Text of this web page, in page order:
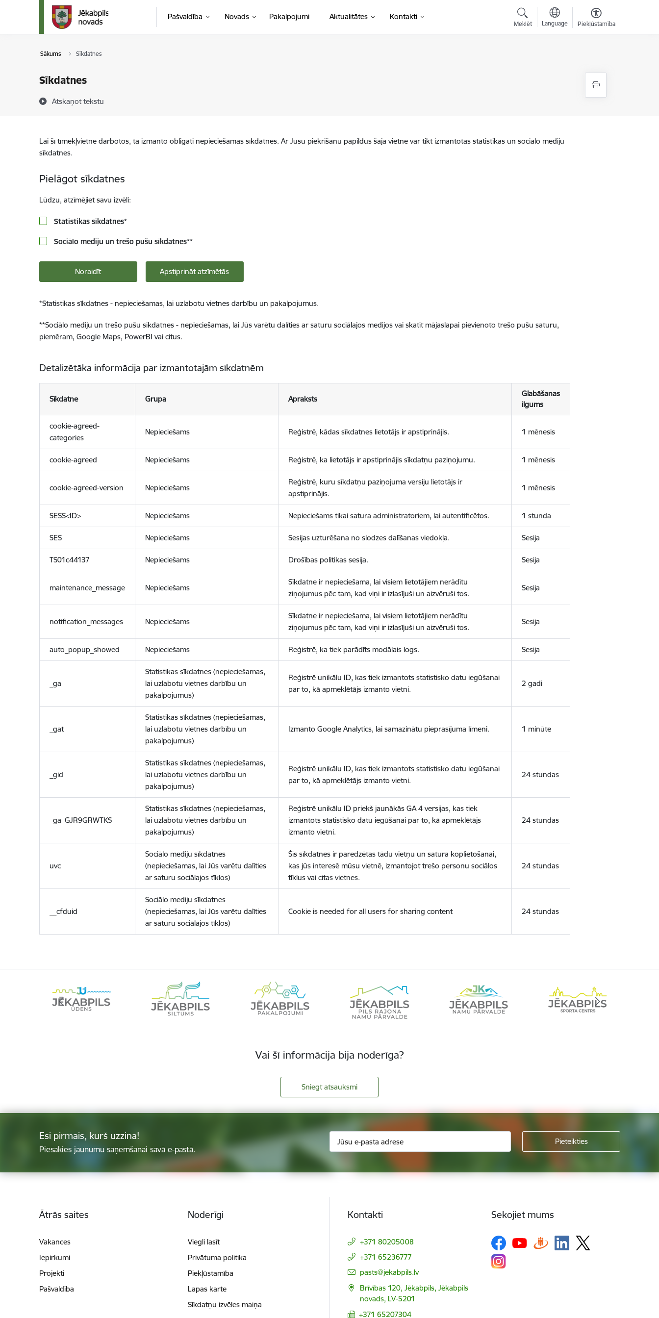
Pāriet uz lapas saturu
Pašvaldība Novads Pakalpojumi Aktualitātes Kontakti
Meklēt Language Piekļūstamība
Sākums Sīkdatnes
Sīkdatnes
Atskaņot tekstu
Lai šī tīmekļvietne darbotos, tā izmanto obligāti nepieciešamās sīkdatnes. Ar Jūsu piekrišanu papildus šajā vietnē var tikt izmantotas statistikas un sociālo mediju
sīkdatnes.
Pielāgot sīkdatnes
Lūdzu, atzīmējiet savu izvēli:
Statistikas sīkdatnes*
Sociālo mediju un trešo pušu sīkdatnes**
Noraidīt Apstiprināt atzīmētās
*Statistikas sīkdatnes - nepieciešamas, lai uzlabotu vietnes darbību un pakalpojumus.
**Sociālo mediju un trešo pušu sīkdatnes - nepieciešamas, lai Jūs varētu dalīties ar saturu sociālajos medijos vai skatīt mājaslapai pievienoto trešo pušu saturu,
piemēram, Google Maps, PowerBI vai citus.
Detalizētāka informācija par izmantotajām sīkdatnēm
Sīkdatne Grupa Apraksts
Glabāšanas
ilgums
cookie-agreed-
categories
Nepieciešams Reģistrē, kādas sīkdatnes lietotājs ir apstiprinājis. 1 mēnesis
cookie-agreed Nepieciešams Reģistrē, ka lietotājs ir apstiprinājis sīkdatņu paziņojumu. 1 mēnesis
cookie-agreed-version Nepieciešams
Reģistrē, kuru sīkdatņu paziņojuma versiju lietotājs ir
apstiprinājis.
1 mēnesis
SESS<ID> Nepieciešams Nepieciešams tikai satura administratoriem, lai autentificētos. 1 stunda
SES Nepieciešams Sesijas uzturēšana no slodzes dalīšanas viedokļa. Sesija
TS01c44137 Nepieciešams Drošības politikas sesija. Sesija
maintenance_message Nepieciešams
Sīkdatne ir nepieciešama, lai visiem lietotājiem nerādītu
ziņojumus pēc tam, kad viņi ir izlasījuši un aizvēruši tos.
Sesija
notification_messages Nepieciešams
Sīkdatne ir nepieciešama, lai visiem lietotājiem nerādītu
ziņojumus pēc tam, kad viņi ir izlasījuši un aizvēruši tos.
Sesija
auto_popup_showed Nepieciešams Reģistrē, ka tiek parādīts modālais logs. Sesija
_ga
Statistikas sīkdatnes (nepieciešamas,
lai uzlabotu vietnes darbību un
pakalpojumus)
Reģistrē unikālu ID, kas tiek izmantots statistisko datu iegūšanai
par to, kā apmeklētājs izmanto vietni.
2 gadi
_gat
Statistikas sīkdatnes (nepieciešamas,
lai uzlabotu vietnes darbību un
pakalpojumus)
Izmanto Google Analytics, lai samazinātu pieprasījuma līmeni. 1 minūte
_gid
Statistikas sīkdatnes (nepieciešamas,
lai uzlabotu vietnes darbību un
pakalpojumus)
Reģistrē unikālu ID, kas tiek izmantots statistisko datu iegūšanai
par to, kā apmeklētājs izmanto vietni.
24 stundas
_ga_GJR9GRWTKS
Statistikas sīkdatnes (nepieciešamas,
lai uzlabotu vietnes darbību un
pakalpojumus)
Reģistrē unikālu ID priekš jaunākās GA 4 versijas, kas tiek
izmantots statistisko datu iegūšanai par to, kā apmeklētājs
izmanto vietni.
24 stundas
uvc
Sociālo mediju sīkdatnes
(nepieciešamas, lai Jūs varētu dalīties
ar saturu sociālajos tīklos)
Šīs sīkdatnes ir paredzētas tādu vietņu un satura koplietošanai,
kas jūs interesē mūsu vietnē, izmantojot trešo personu sociālos
tīklus vai citas vietnes.
24 stundas
__cfduid
Sociālo mediju sīkdatnes
(nepieciešamas, lai Jūs varētu dalīties
ar saturu sociālajos tīklos)
Cookie is needed for all users for sharing content 24 stundas
Vai šī informācija bija noderīga?
Sniegt atsauksmi
Esi pirmais, kurš uzzina!
Piesakies jaunumu saņemšanai savā e-pastā.
Ātrās saites
Vakances
Iepirkumi
Projekti
Pašvaldība
Noderīgi
Viegli lasīt
Privātuma politika
Piekļūstamība
Lapas karte
Sīkdatņu izvēles maiņa
Kontakti
+371 80205008
+371 65236777
E-pasts:
pasts@jekabpils.lv
Brīvības 120, Jēkabpils, Jēkabpils
novads, LV-5201
+371 65207304
Sekojiet mums